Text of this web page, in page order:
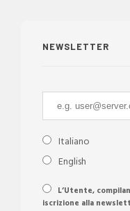
NEWSLETTER
Italiano
English
L’Utente,
iscrizione alla